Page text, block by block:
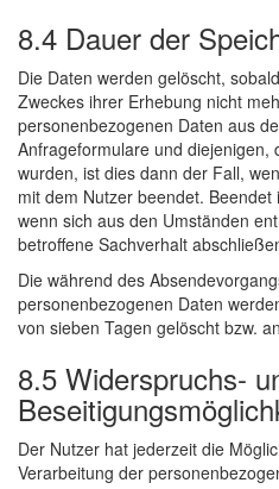
8.4 Dauer der
Die Daten werden gelöscht,
Zweckes ihrer Erhebung nicht
personenbezogenen Daten aus
Anfrageformulare und diejenigen,
wurden, ist dies dann der Fall,
mit dem Nutzer beendet.
wenn sich aus den Umständen
betroffene Sachverhalt
Die während des
personenbezogenen Daten
von sieben Tagen gelöscht bzw.
8.5 Widerspruchs-
Der Nutzer hat jederzeit die
Verarbeitung der